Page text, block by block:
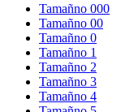
Tamañno 000
Tamañno 00
Tamañno 0
Tamañno 1
Tamañno 2
Tamañno 3
Tamañno 4